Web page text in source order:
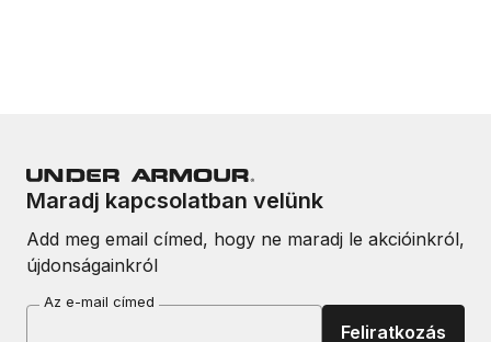
Maradj kapcsolatban velünk
Add meg email címed, hogy ne maradj le akcióinkról,
újdonságainkról
Az e-mail címed
Feliratkozás